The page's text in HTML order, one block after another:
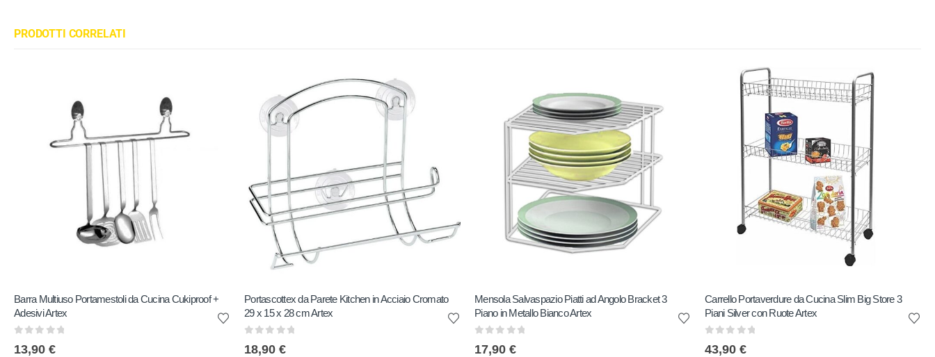
PRODOTTI CORRELATI
Barra Multiuso Portamestoli da Cucina Cukiproof +
Adesivi Artex
13,90 €
Portascottex da Parete Kitchen in Acciaio Cromato
29 x 15 x 28 cm Artex
18,90 €
Mensola Salvaspazio Piatti ad Angolo Bracket 3
Piano in Metallo Bianco Artex
17,90 €
Carrello Portaverdure da Cucina Slim Big Store 3
Piani Silver con Ruote Artex
43,90 €